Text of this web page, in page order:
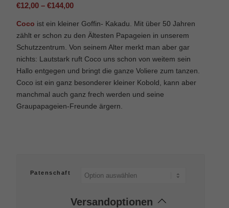
€12,00 –€144,00Preisspanne:
Coco ist ein kleiner Goffin- Kakadu. Mit über 50 Jahren
zählt er schon zu den Ältesten Papageien in unserem
Schutzzentrum. Von seinem Alter merkt man aber gar
nichts: Lautstark ruft Coco uns schon von weitem sein
Hallo entgegen und bringt die ganze Voliere zum tanzen.
Coco ist ein ganz besonderer kleiner Kobold, kann aber
manchmal auch ganz frech werden und seine
Graupapageien-Freunde ärgern.
Patenschaft
Versandoptionen